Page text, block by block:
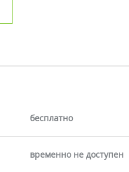
бесплатно
временно не доступен